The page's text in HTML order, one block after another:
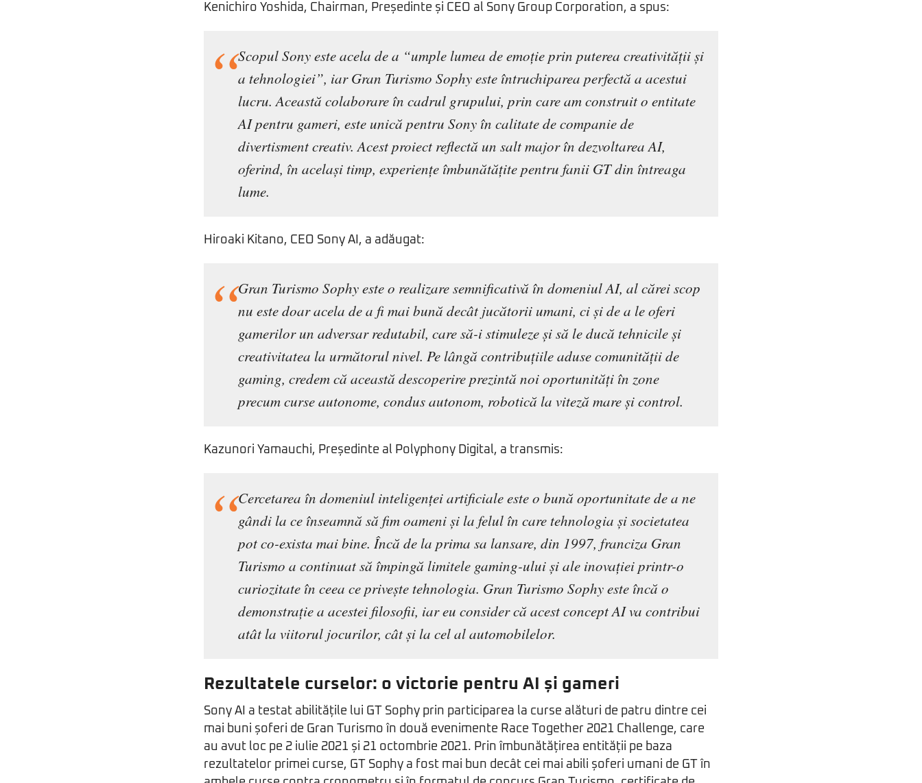
Kenichiro Yoshida, Chairman, Președinte și CEO al Sony Group Corporation, a spus:
Scopul Sony este acela de a “umple lumea de emoție prin puterea creativității și
a tehnologiei”, iar Gran Turismo Sophy este întruchiparea perfectă a acestui
lucru. Această colaborare în cadrul grupului, prin care am construit o entitate
AI pentru gameri, este unică pentru Sony în calitate de companie de
divertisment creativ. Acest proiect reflectă un salt major în dezvoltarea AI,
oferind, în același timp, experiențe îmbunătățite pentru fanii GT din întreaga
lume.
Hiroaki Kitano, CEO Sony AI, a adăugat:
Gran Turismo Sophy este o realizare semnificativă în domeniul AI, al cărei scop
nu este doar acela de a fi mai bună decât jucătorii umani, ci și de a le oferi
gamerilor un adversar redutabil, care să-i stimuleze și să le ducă tehnicile și
creativitatea la următorul nivel. Pe lângă contribuțiile aduse comunității de
gaming, credem că această descoperire prezintă noi oportunități în zone
precum curse autonome, condus autonom, robotică la viteză mare și control.
Kazunori Yamauchi, Președinte al Polyphony Digital, a transmis:
Cercetarea în domeniul inteligenței artificiale este o bună oportunitate de a ne
gândi la ce înseamnă să fim oameni și la felul în care tehnologia și societatea
pot co-exista mai bine. Încă de la prima sa lansare, din 1997, franciza Gran
Turismo a continuat să împingă limitele gaming-ului și ale inovației printr-o
curiozitate în ceea ce privește tehnologia. Gran Turismo Sophy este încă o
demonstrație a acestei filosofii, iar eu consider că acest concept AI va contribui
atât la viitorul jocurilor, cât și la cel al automobilelor.
Rezultatele curselor: o victorie pentru AI și gameri
Sony AI a testat abilitățile lui GT Sophy prin participarea la curse alături de patru dintre cei
mai buni șoferi de Gran Turismo în două evenimente Race Together 2021 Challenge, care
au avut loc pe 2 iulie 2021 și 21 octombrie 2021. Prin îmbunătățirea entității pe baza
rezultatelor primei curse, GT Sophy a fost mai bun decât cei mai abili șoferi umani de GT în